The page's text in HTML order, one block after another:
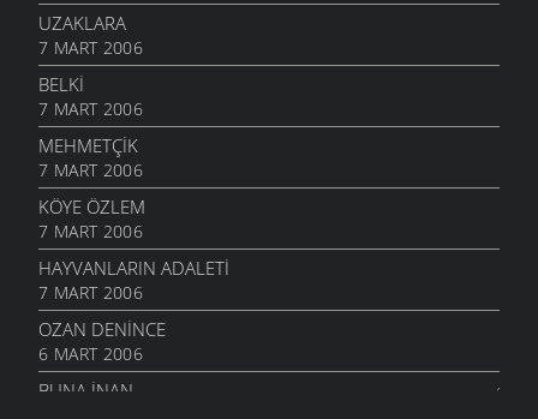
UZAKLARA
7 MART 2006
BELKI
7 MART 2006
MEHMETÇIK
7 MART 2006
KÖYE ÖZLEM
7 MART 2006
HAYVANLARIN ADALETI
7 MART 2006
OZAN DENINCE
6 MART 2006
BUNA İNAN